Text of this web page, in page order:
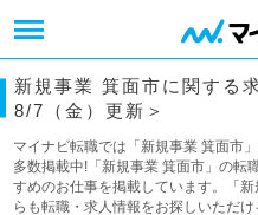
新規事業 箕面市に関する
8/7（金）更新＞
マイナビ転職では「新規事業 箕面市
多数掲載中!「新規事業 箕面市」の転
すめのお仕事を掲載しています。「
らも転職・求人情報をお探しいただ